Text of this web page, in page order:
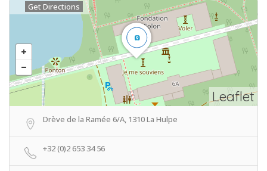
Leaflet
Get Directions
Drève de la Ramée 6/A, 1310 La Hulpe
+32 (0)2 653 34 56